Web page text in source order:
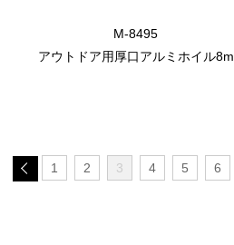
M-8495
アウトドア用厚口アルミホイル8m
1 2 3 4 5 6